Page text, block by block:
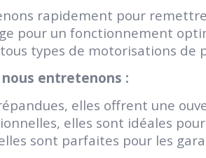
rapidement pour
pour un fonctionnement
types de motorisations de
entretenons :
elles offrent une
elles sont idéales
sont parfaites pour les